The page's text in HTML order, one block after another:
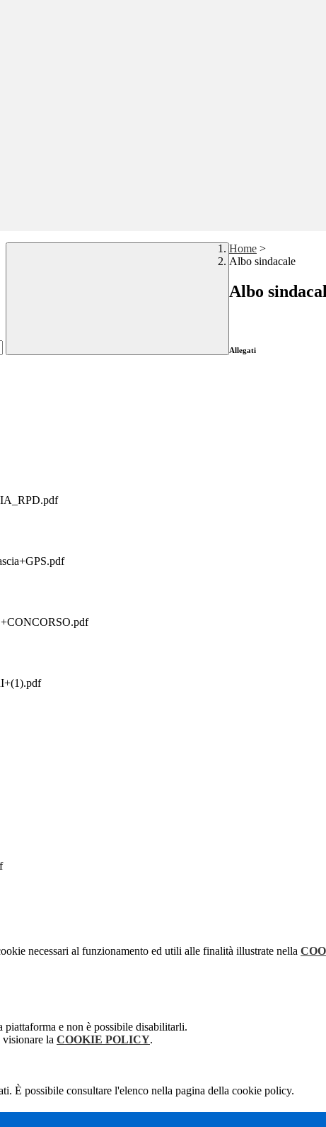
Home >
Albo sindacale
Albo
Allegati
necessari al funzionamento ed utili alle finalità illustrate nella
e non è possibile disabilitarli.
la COOKIE POLICY.
È possibile consultare l'elenco nella pagina della cookie policy.